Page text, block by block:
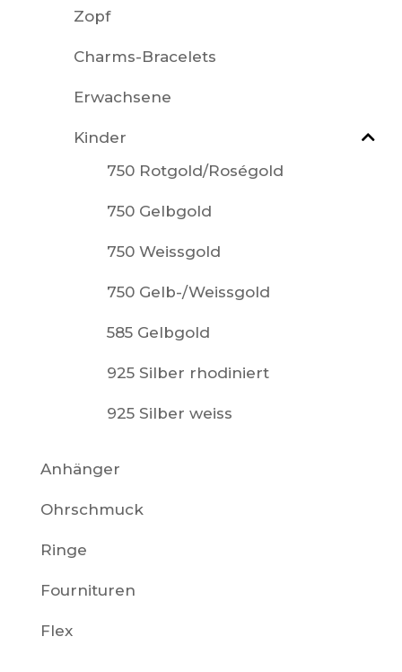
Zopf
Charms-Bracelets
Erwachsene
Kinder
750 Rotgold/Roségold
750 Gelbgold
750 Weissgold
750 Gelb-/Weissgold
585 Gelbgold
925 Silber rhodiniert
925 Silber weiss
Anhänger
Ohrschmuck
Ringe
Fournituren
Flex